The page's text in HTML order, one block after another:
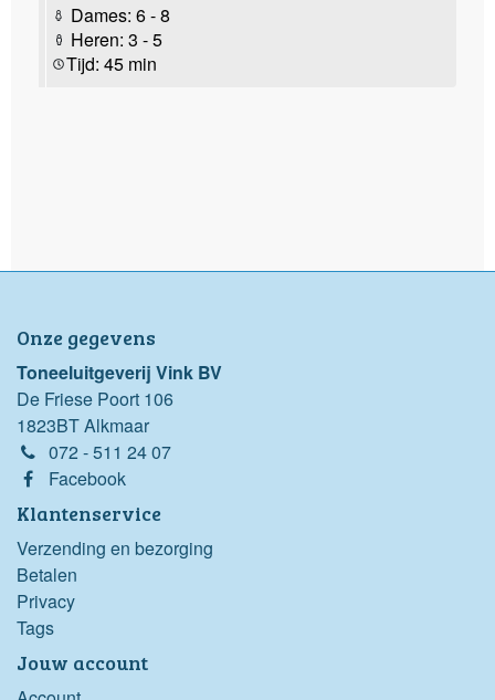
Dames: 6 - 8
Heren: 3 - 5
Tijd: 45 min
Onze gegevens
Toneeluitgeverij Vink BV
De Friese Poort 106
1823BT Alkmaar
072 - 511 24 07
Facebook
Klantenservice
Verzending en bezorging
Betalen
Privacy
Tags
Jouw account